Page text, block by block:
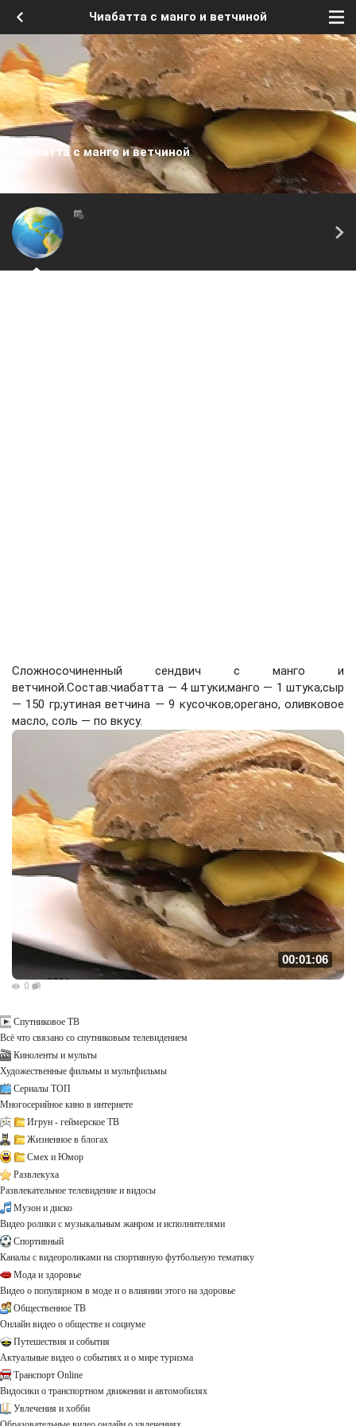
Чиабатта с манго и ветчиной
Чиабатта с манго и ветчиной
Сложносочиненный сендвич с манго и
ветчиной.Состав:чиабатта — 4 штуки;манго — 1 штука;сыр
— 150 гр;утиная ветчина — 9 кусочков;орегано, оливковое
масло, соль — по вкусу.
00:01:06
0
Спутниковое ТВ
Всё что связано со спутниковым телевидением
Киноленты и мульты
Художественные фильмы и мультфильмы
Сериалы ТОП
Многосерийное кино в интернете
Игрун - геймерское ТВ
Жизненное в блогах
Смех и Юмор
Развлекуха
Развлекательное телевидение и видосы
Музон и диско
Видео ролики с музыкальным жанром и исполнителями
Спортивный
Каналы с видеороликами на спортивную футбольную тематику
Мода и здоровье
Видео о популярном в моде и о влиянии этого на здоровье
Общественное ТВ
Онлайн видео о обществе и социуме
Путешествия и события
Актуальные видео о событиях и о мире туризма
Транспорт Online
Видосики о транспортном движении и автомобилях
Увлечения и хобби